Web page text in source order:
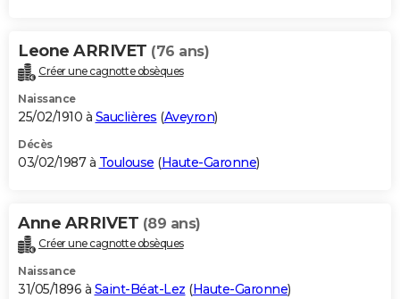
Leone ARRIVET (76 ans)
Créer une cagnotte obsèques
Naissance
25/02/1910 à Sauclières (Aveyron)
Décès
03/02/1987 à Toulouse (Haute-Garonne)
Anne ARRIVET (89 ans)
Créer une cagnotte obsèques
Naissance
31/05/1896 à Saint-Béat-Lez (Haute-Garonne)